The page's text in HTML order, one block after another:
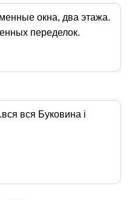
окна, два этажа.
переделок.
вся Буковина і